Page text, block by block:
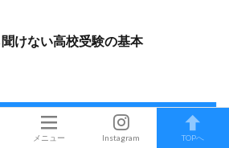
メニュー Instagram TOPへ